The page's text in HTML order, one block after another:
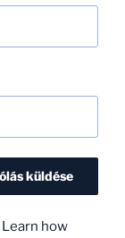
Learn how